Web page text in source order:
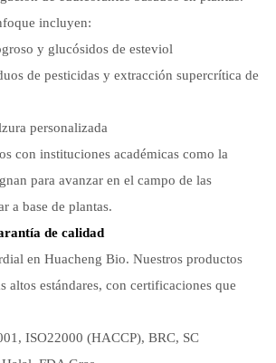
incluyen:
y glucósidos de esteviol
de pesticidas y extracción supercrítica de
personalizada
con instituciones académicas como la
para avanzar en el campo de las
a base de plantas.
de calidad
en Huacheng Bio. Nuestros productos
altos estándares, con certificaciones que
ISO22000 (HACCP), BRC, SC